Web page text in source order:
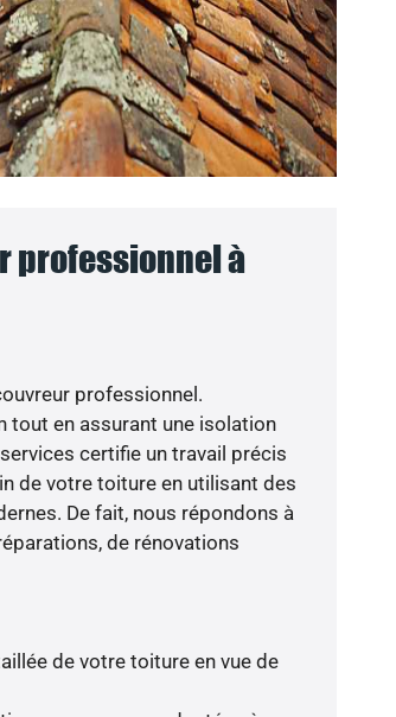
professionnel à
professionnel.
tout en assurant une isolation
certifie un travail précis
de votre toiture en utilisant des
De fait, nous répondons à
de rénovations
de votre toiture en vue de